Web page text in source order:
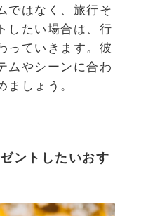
ではなく、旅行そ
したい場合は、行
っていきます。 彼
ムやシーンに合わ
しょう。
ントしたいおす